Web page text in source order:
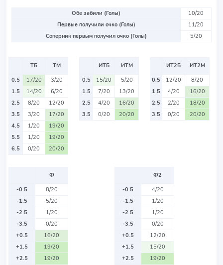
Обе забили (Голы)
10/20
Первые получили очко (Голы)
11/20
Соперник первым получил очко (Голы)
5/20
ТБ
ТМ
0.5
17/20
3/20
1.5
14/20
6/20
2.5
8/20
12/20
3.5
3/20
17/20
4.5
1/20
19/20
5.5
1/20
19/20
6.5
0/20 20/20
ИТБ
ИТМ
0.5
15/20
5/20
1.5
7/20
13/20
2.5
4/20
16/20
3.5
0/20 20/20
ИТ2Б
ИТ2М
0.5
12/20
8/20
1.5
4/20
16/20
2.5
2/20
18/20
3.5
0/20 20/20
Ф
-0.5
8/20
-1.5
5/20
-2.5
1/20
-3.5
0/20
+0.5
16/20
+1.5
19/20
+2.5
19/20
Ф2
-0.5
4/20
-1.5
1/20
-2.5
1/20
-3.5
0/20
+0.5
12/20
+1.5
15/20
+2.5
19/20